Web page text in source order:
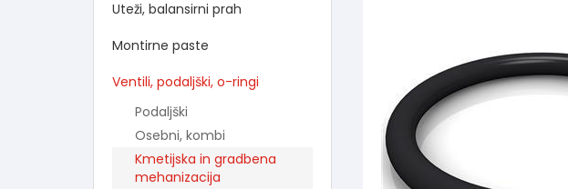
Uteži, balansirni prah
Montirne paste
Ventili, podaljški, o-ringi
Podaljški
Osebni, kombi
Kmetijska in gradbena
mehanizacija